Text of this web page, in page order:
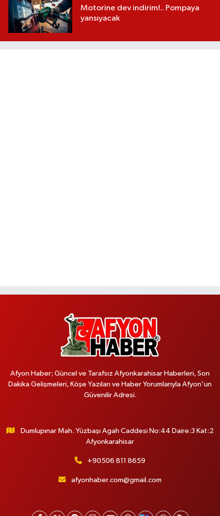
Motorine dev indirim!.. Pompaya
yansıyacak
Afyon Haber; Güncel ve Tarafsız Afyonkarahisar Haberleri, Son
Dakika Gelişmeleri, Köşe Yazıları ve Haber Yorumlarıyla Afyon'un
Güvenilir Adresi.
Dumlupınar Mah. Yüzbaşı Agah Caddesi No:44 Daire:3 Kat:2
Afyonkarahisar
+90506 811 8659
afyonhaber.com@gmail.com